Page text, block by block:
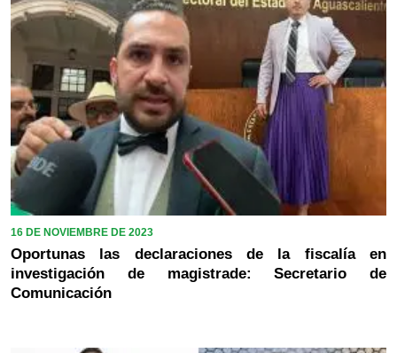
16 DE NOVIEMBRE DE 2023
Oportunas las declaraciones de la fiscalía en
investigación de magistrade: Secretario de
Comunicación